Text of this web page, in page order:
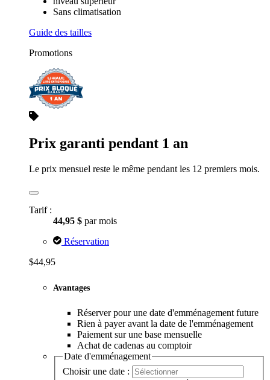
$44,95
par mois
Casiers
1e étage
Sans climatisation
Guide des tailles
Promotions
Prix garanti pendant 1 an
Le prix mensuel reste le même pendant les 12 premiers mois.
Tarif :
Avantages
Réserver pour une date d'emménagement future